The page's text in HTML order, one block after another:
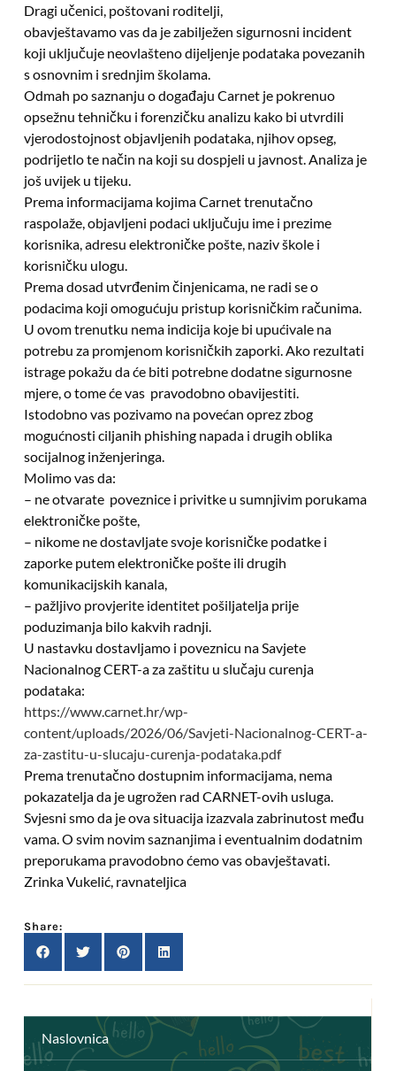
Naslovnica
Dragi učenici, poštovani roditelji,
obavještavamo vas da je zabilježen sigurnosni incident
koji uključuje neovlašteno dijeljenje podataka povezanih
s osnovnim i srednjim školama.
Odmah po saznanju o događaju Carnet je pokrenuo
opsežnu tehničku i forenzičku analizu kako bi utvrdili
vjerodostojnost objavljenih podataka, njihov opseg,
podrijetlo te način na koji su dospjeli u javnost. Analiza je
još uvijek u tijeku.
Prema informacijama kojima Carnet trenutačno
raspolaže, objavljeni podaci uključuju ime i prezime
korisnika, adresu elektroničke pošte, naziv škole i
korisničku ulogu.
Prema dosad utvrđenim činjenicama, ne radi se o
podacima koji omogućuju pristup korisničkim računima.
U ovom trenutku nema indicija koje bi upućivale na
potrebu za promjenom korisničkih zaporki. Ako rezultati
istrage pokažu da će biti potrebne dodatne sigurnosne
mjere, o tome će vas pravodobno obavijestiti.
Istodobno vas pozivamo na povećan oprez zbog
mogućnosti ciljanih phishing napada i drugih oblika
socijalnog inženjeringa.
Molimo vas da:
– ne otvarate poveznice i privitke u sumnjivim porukama
elektroničke pošte,
– nikome ne dostavljate svoje korisničke podatke i
zaporke putem elektroničke pošte ili drugih
komunikacijskih kanala,
– pažljivo provjerite identitet pošiljatelja prije
poduzimanja bilo kakvih radnji.
U nastavku dostavljamo i poveznicu na Savjete
Nacionalnog CERT-a za zaštitu u slučaju curenja
podataka:
https://www.carnet.hr/wp-
content/uploads/2026/06/Savjeti-Nacionalnog-CERT-a-
za-zastitu-u-slucaju-curenja-podataka.pdf
Prema trenutačno dostupnim informacijama, nema
pokazatelja da je ugrožen rad CARNET-ovih usluga.
Svjesni smo da je ova situacija izazvala zabrinutost među
vama. O svim novim saznanjima i eventualnim dodatnim
preporukama pravodobno ćemo vas obavještavati.
Zrinka Vukelić, ravnateljica
Share: